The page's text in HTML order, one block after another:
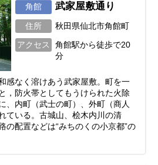
角館 武家屋敷通り
住所 秋田県仙北市角館町
アクセス
角館駅から徒歩で20
分
感なく溶けあう武家屋敷。町を一
，防火帯としてもうけられた火除
、内町（武士の町）、外町（商人
ている。古城山、桧木内川の清
の配置などは“みちのくの小京都”の